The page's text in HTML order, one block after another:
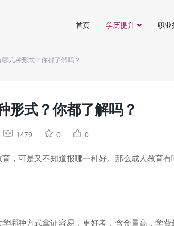
首页 学历提升 职业
哪几种形式？你都了解吗？
形式？你都了解吗？
1479 0 0
，可是又不知道报哪一种好。那么成人教育
哪种方式拿证容易，更好考，含金量高，学